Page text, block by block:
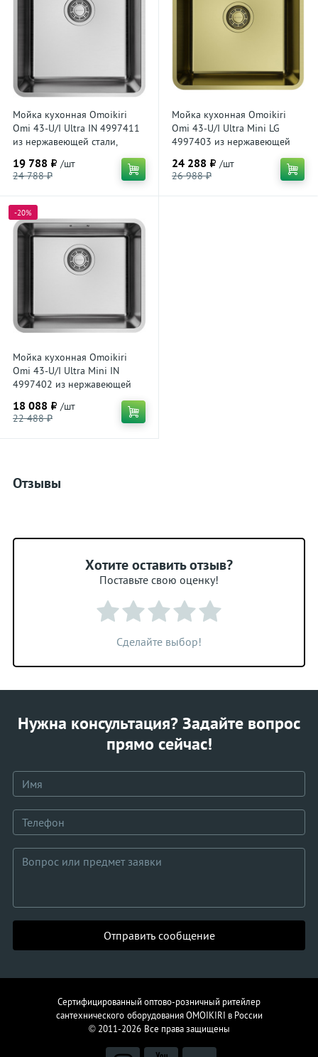
Мойка кухонная Omoikiri
Omi 43-U/I Ultra IN 4997411
из нержавеющей стали,
19 788 ₽ /шт
24 788 ₽
Мойка кухонная Omoikiri
Omi 43-U/I Ultra Mini LG
4997403 из нержавеющей
24 288 ₽ /шт
26 988 ₽
-20%
Мойка кухонная Omoikiri
Omi 43-U/I Ultra Mini IN
4997402 из нержавеющей
стали, нержавеющая сталь
18 088 ₽ /шт
22 488 ₽
Отзывы
Хотите оставить отзыв?
Поставьте свою оценку!
Сделайте выбор!
Нужна консультация? Задайте вопрос
прямо сейчас!
Отправить сообщение
Сертифицированный оптово-розничный ритейлер
сантехнического оборудованияOMOIKIRI в России
© 2011-2026 Все права защищены